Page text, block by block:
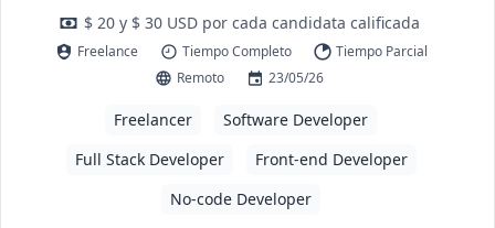
$ 20 y $ 30 USD por cada candidata calificada
Freelance Tiempo Completo
Tiempo Parcial
Remoto
23/05/26
Freelancer
Software Developer
Full Stack Developer
Front-end Developer
No-code Developer